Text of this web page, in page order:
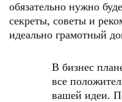
обязательно нужно
секреты, советы и
идеально грамотный
В бизнес
все
вашей идеи.